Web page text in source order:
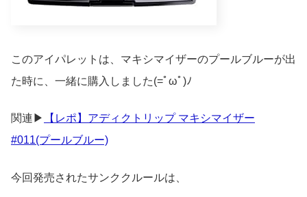
このアイパレットは、マキシマイザーのプールブルーが出
た時に、一緒に購入しました(=ﾟωﾟ)ﾉ
関連▶
【レポ】アディクトリップ マキシマイザー
#011(プールブルー)
今回発売されたサンククルールは、